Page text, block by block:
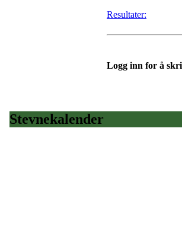
Resultater:
Logg inn for å
Stevnekalender